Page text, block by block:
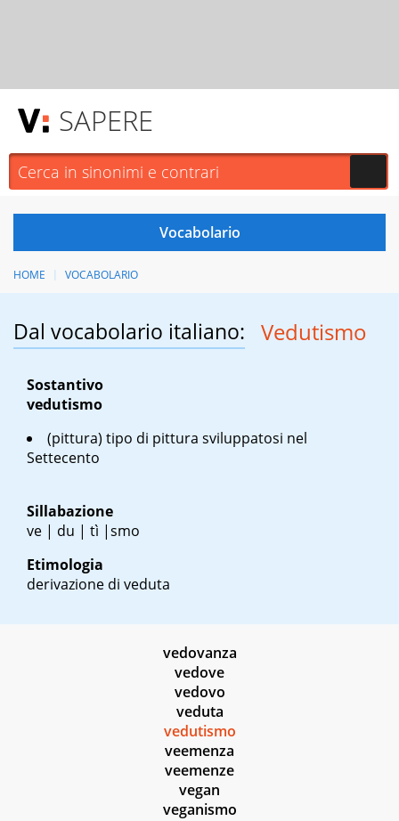
SAPERE
HOME VOCABOLARIO
Dal vocabolario italiano: Vedutismo
Sostantivo
vedutismo
(pittura) tipo di pittura sviluppatosi nel
Settecento
Sillabazione
ve | du | tì |smo
Etimologia
derivazione di veduta
vedovanza
vedove
vedovo
veduta
vedutismo
veemenza
veemenze
vegan
veganismo